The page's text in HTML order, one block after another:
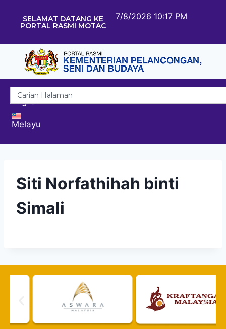
SELAMAT DATANG KE
PORTAL RASMI MOTAC
7/8/2026 10:17 PM
English
Melayu
Siti Norfathihah binti
Simali